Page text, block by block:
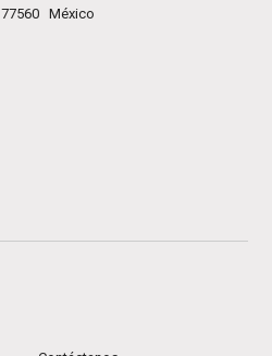
77560 México